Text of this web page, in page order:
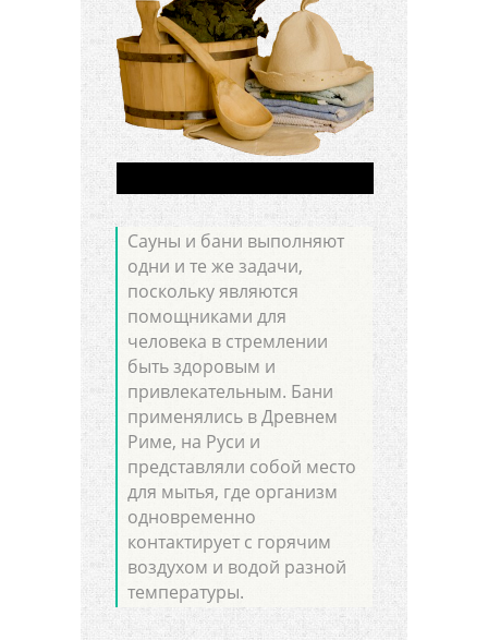
Сауны и бани выполняют
одни и те же задачи,
поскольку являются
помощниками для
человека в стремлении
быть здоровым и
привлекательным. Бани
применялись в Древнем
Риме, на Руси и
представляли собой место
для мытья, где организм
одновременно
контактирует с горячим
воздухом и водой разной
температуры.